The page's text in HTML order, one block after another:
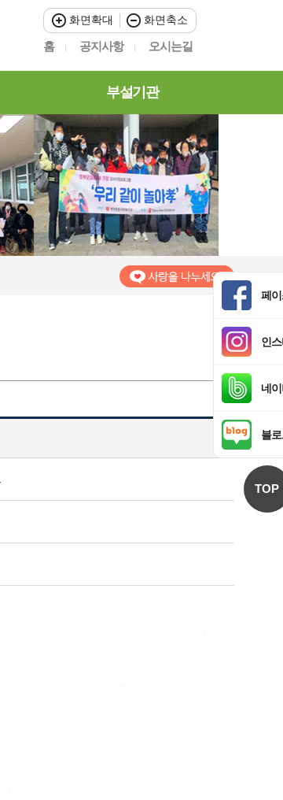
화면확대 화면축소
홈 공지사항 오시는길
부설기관
페
인
네
블
TOP